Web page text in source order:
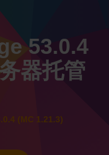
53.0.4
器托管
(MC 1.21.3)